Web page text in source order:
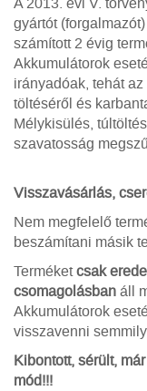
gyártót
számított 2 évig
Akkumulátorok
irányadóak, tehát
töltéséről és
Mélykisülés,
szavatosság
Visszavásárlás,
Nem megfelelő
beszámítani másik
Terméketcsak
csomagolásbanáll
Akkumulátorok
visszavenni
Kibontott, sérült,
mód!!!